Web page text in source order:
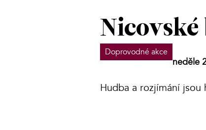
Doprovodné akce
neděle
Hudba a rozjímání